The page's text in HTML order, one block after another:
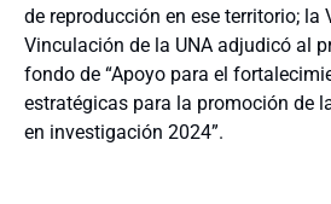
de reproducción en ese territorio; la
Vinculación de la UNA adjudicó al
fondo de “Apoyo para el
estratégicas para la promoción de
en investigación 2024”.